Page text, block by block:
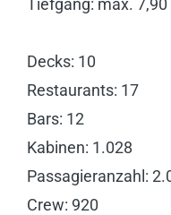
Tiefgang: max. 7,90
Decks: 10
Restaurants: 17
Bars: 12
Kabinen: 1.028
Passagieranzahl:
Crew: 920